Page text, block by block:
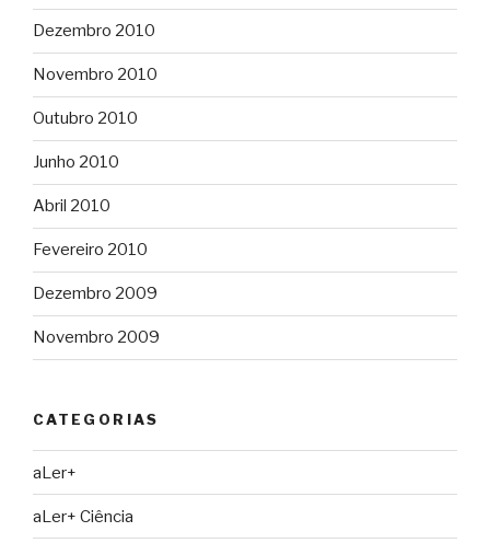
Dezembro 2010
Novembro 2010
Outubro 2010
Junho 2010
Abril 2010
Fevereiro 2010
Dezembro 2009
Novembro 2009
CATEGORIAS
aLer+
aLer+ Ciência